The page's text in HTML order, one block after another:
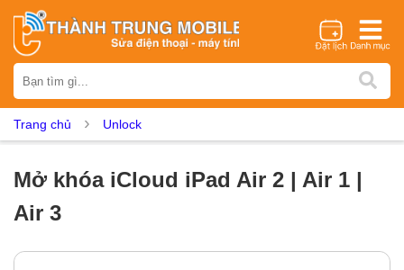
iPhone Samsung Oppo Xiaomi Realme Vivo
Thay loa Thay kính lưng Thay vỏ Thay chân sạc
Trang chủ Unlock
Mở khóa iCloud iPad Air 2 | Air 1 |
Air 3